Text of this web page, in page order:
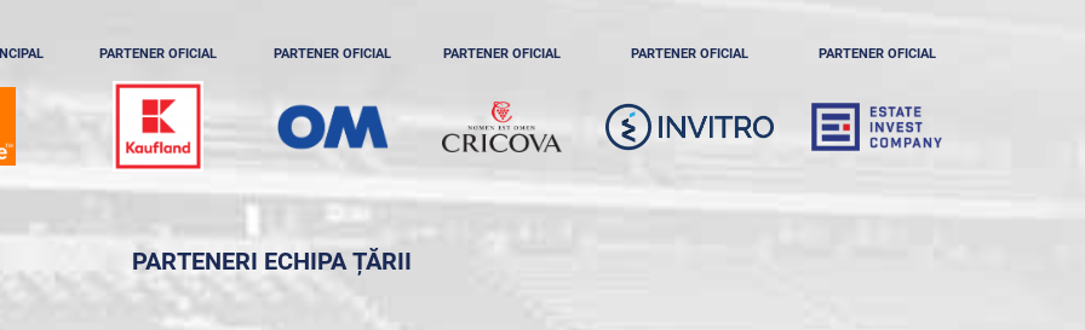
PARTENER OFICIAL PARTENER OFICIAL PARTENER OFICIAL PARTENER OFICIAL PARTENER OFICIAL
PARTENERI ECHIPA ȚĂRII